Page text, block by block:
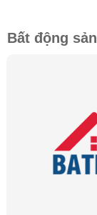
Bất động